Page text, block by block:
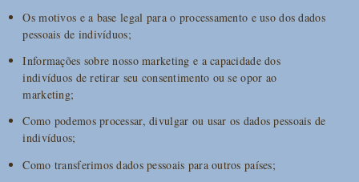
Os motivos e a base legal para o processamento e uso dos dados
pessoais de indivíduos;
Informações sobre nosso marketing e a capacidade dos
indivíduos de retirar seu consentimento ou se opor ao
marketing;
Como podemos processar, divulgar ou usar os dados pessoais de
indivíduos;
Como transferimos dados pessoais para outros países;